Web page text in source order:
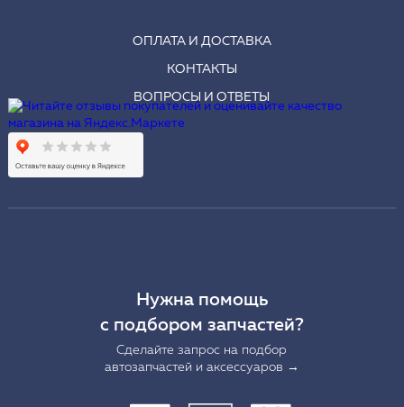
ОПЛАТА И ДОСТАВКА
КОНТАКТЫ
ВОПРОСЫ И ОТВЕТЫ
Нужна помощь
с подбором запчастей?
Сделайте запрос на подбор
автозапчастей и аксессуаров →